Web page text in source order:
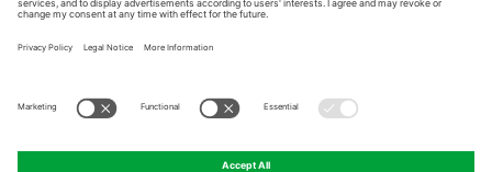
Communities
Υπηρεσίες
© 2019 K+S Minerals and Agriculture GmbH